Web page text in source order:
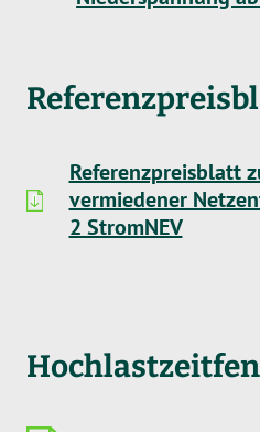
Referenzpreisblatt
vermiedener
2 StromNEV